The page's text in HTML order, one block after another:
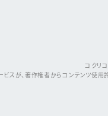
コクリ
スが、著作権者からコンテンツ使